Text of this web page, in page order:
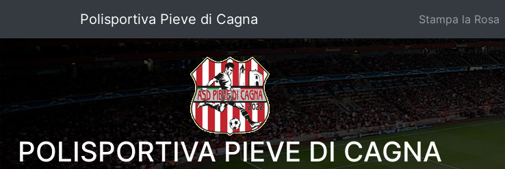
Polisportiva Pieve di Cagna Stampa la Rosa
POLISPORTIVA PIEVE DI CAGNA